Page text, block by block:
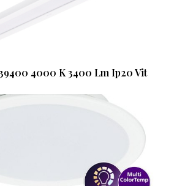
4000 K 3400 Lm Ip20 Vit